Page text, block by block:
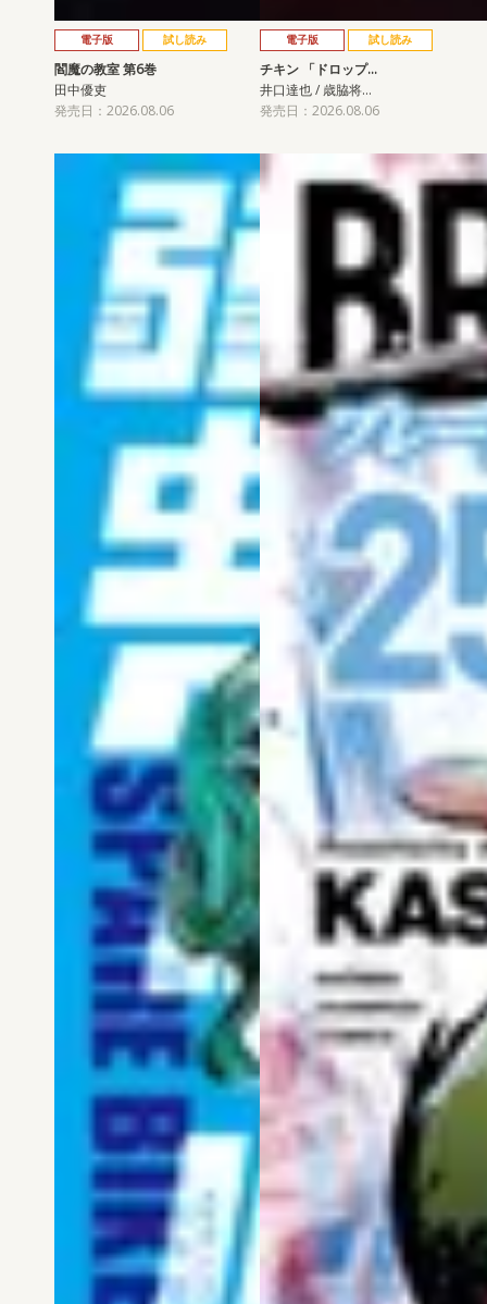
電子版 試し読み
閻魔の教室 第6巻
田中優吏
発売日：2026.08.06
電子版 試し読み
チキン 「ドロップ…
井口達也 / 歳脇将…
発売日：2026.08.06